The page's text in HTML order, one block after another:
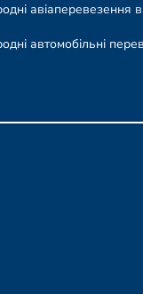
авіаперевезення
автомобільні